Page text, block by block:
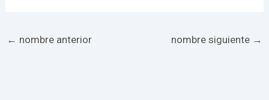
← nombre anterior nombre siguiente →